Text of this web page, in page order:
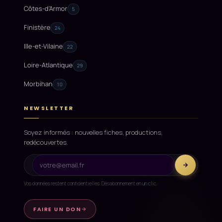
Côtes-d'Armor 5
Finistère 24
Ille-et-Vilaine 22
Loire-Atlantique 29
Morbihan 10
NEWSLETTER
Soyez informés : nouvelles fiches, productions,
redécouvertes.
Vos données restent confidentielles. Désabonnement en un clic.
FAIRE UN DON